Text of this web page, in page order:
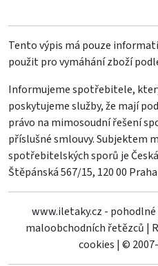
Tento výpis má pouze
použit pro vymáhání zboží
Informujeme spotřebitele,
poskytujeme služby, že mají
právo na mimosoudní řešení
příslušné smlouvy. Subjektem
spotřebitelských sporů je
Štěpánská 567/15, 120 00 Praha
www.iletaky.cz -
maloobchodních řetězců |
cookies | ©